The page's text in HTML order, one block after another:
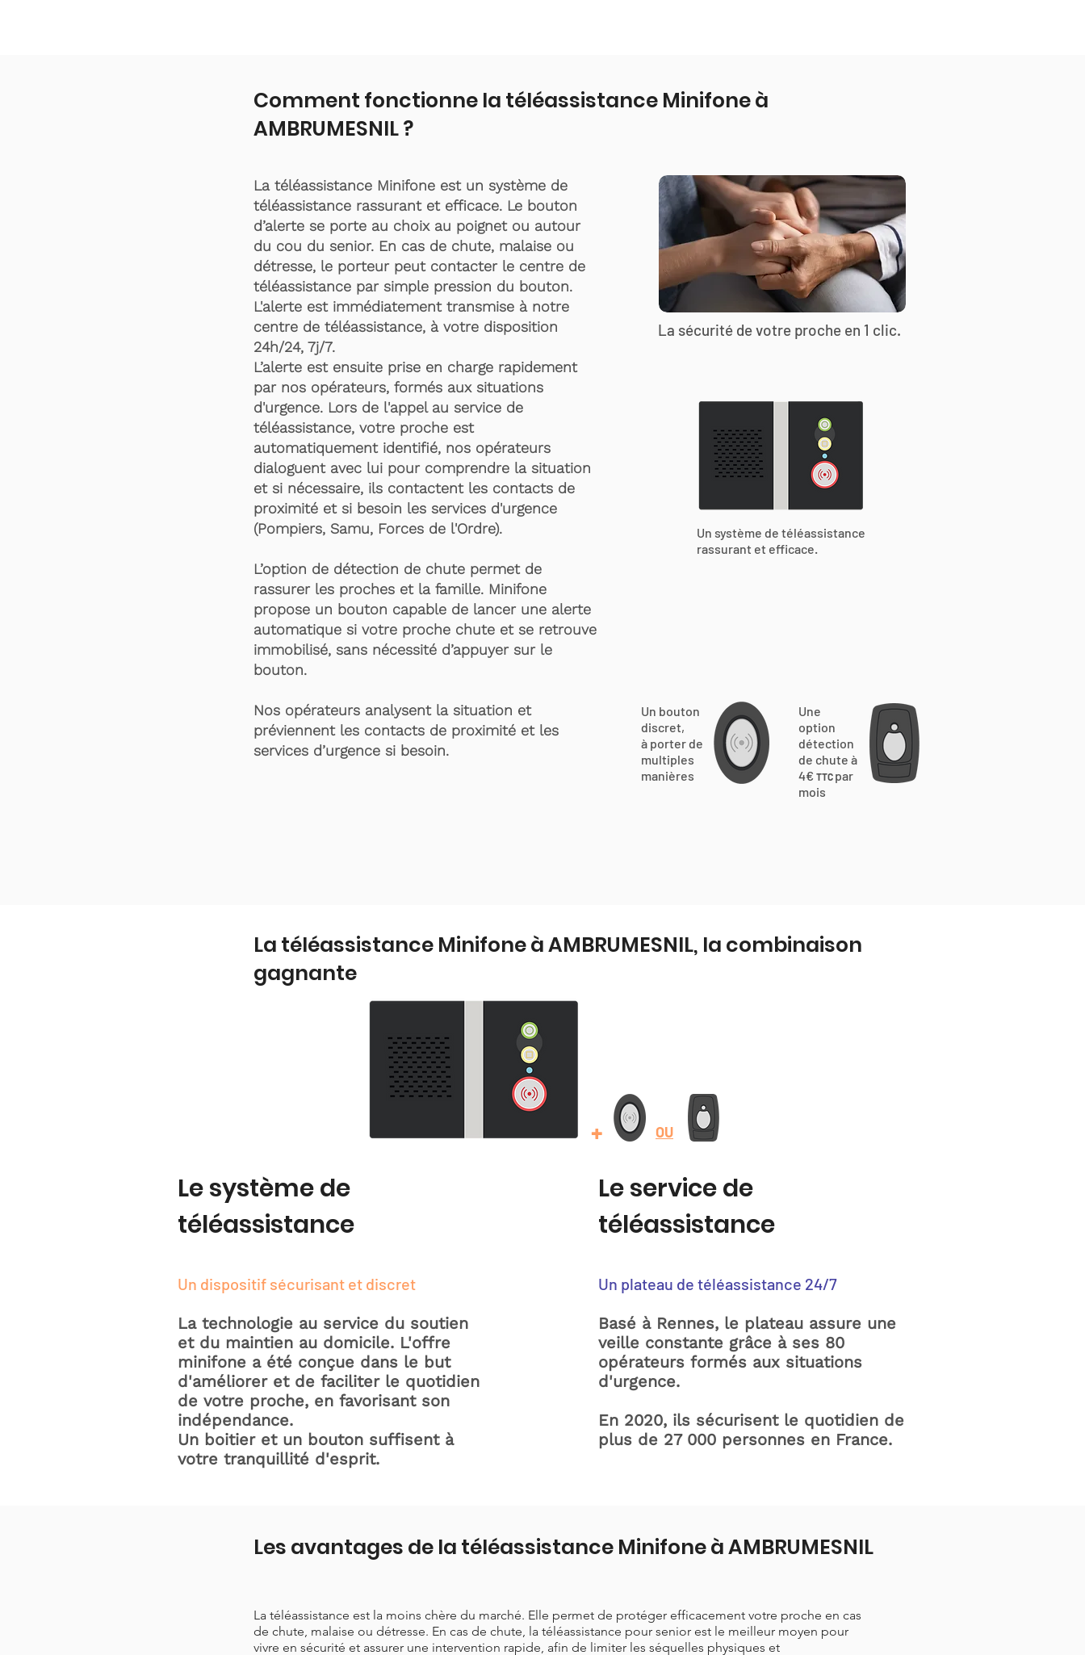
Comment fonctionne la téléassistance Minifone à
AMBRUMESNIL ?
La téléassistance Minifone est un système de
téléassistance rassurant et efficace. Le bouton
d’alerte se porte au choix au poignet ou autour
du cou du senior. En cas de chute, malaise ou
détresse, le porteur peut contacter le centre de
téléassistance par simple pression du bouton.
L'alerte est immédiatement transmise à notre
centre de téléassistance, à votre disposition
24h/24, 7j/7.
L’alerte est ensuite prise en charge rapidement
par nos opérateurs, formés aux situations
d'urgence. Lors de l'appel au service de
téléassistance, votre proche est
automatiquement identifié, nos opérateurs
dialoguent avec lui pour comprendre la situation
et si nécessaire, ils contactent les contacts de
proximité et si besoin les services d'urgence
(Pompiers, Samu, Forces de l'Ordre).
L’option de détection de chute permet de
rassurer les proches et la famille. Minifone
propose un bouton capable de lancer une alerte
automatique si votre proche chute et se retrouve
immobilisé, sans nécessité d’appuyer sur le
bouton.
Nos opérateurs analysent la situation et
préviennent les contacts de proximité et les
services d’urgence si besoin.
La sécurité de votre proche en 1 clic.
Un système de téléassistance
rassurant et efficace.
Un bouton
discret,
à porter de
multiples
manières
Une
option
détection
de chute à
4€ TTC par
mois
La téléassistance Minifone à AMBRUMESNIL, la combinaison
gagnante
Le système de
téléassistance
Un dispositif sécurisant et discret
La technologie au service du soutien
et du maintien au domicile. L'offre
minifone a été conçue dans le but
d'améliorer et de faciliter le quotidien
de votre proche, en favorisant son
indépendance.
Un boitier et un bouton suffisent à
votre tranquillité d'esprit.
+ OU
Le service de
téléassistance
Un plateau de téléassistance 24/7
Basé à Rennes, le plateau assure une
veille constante grâce à ses 80
opérateurs formés aux situations
d'urgence.
En 2020, ils sécurisent le quotidien de
plus de 27 000 personnes en France.
Les avantages de la téléassistance Minifone à AMBRUMESNIL
La téléassistance est la moins chère du marché. Elle permet de protéger efficacement votre proche en cas
de chute, malaise ou détresse. En cas de chute, la téléassistance pour senior est le meilleur moyen pour
vivre en sécurité et assurer une intervention rapide, afin de limiter les séquelles physiques et